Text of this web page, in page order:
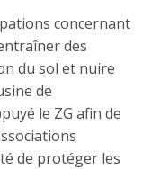
concernant
des
du sol et nuire
de
le ZG afin de
de protéger les